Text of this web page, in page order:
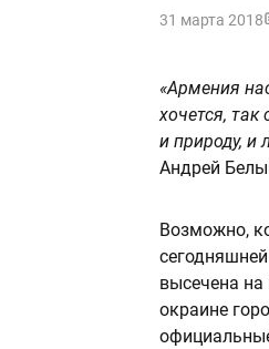
31 марта 2018
«Армения
хочется, так
и природу, и
Андрей
Возможно,
высечена на
окраине